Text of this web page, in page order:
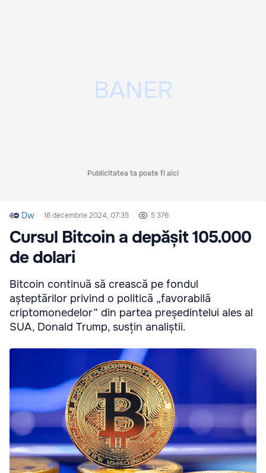
Publicitatea ta poate fi aici
Dw 16 decembrie 2024, 07:35 5 376
Cursul Bitcoin a depășit 105.000
de dolari
Bitcoin continuă să crească pe fondul
așteptărilor privind o politică „favorabilă
criptomonedelor” din partea președintelui ales al
SUA, Donald Trump, susțin analiștii.